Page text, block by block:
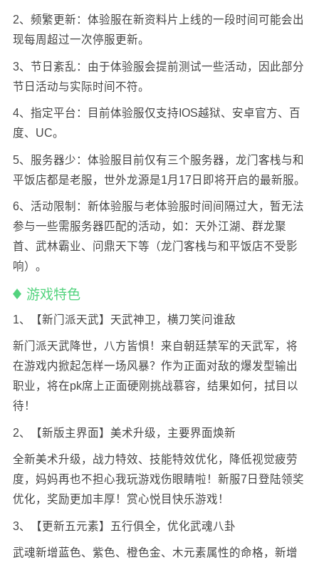
2、频繁更新：体验服在新资料片上线的一段时间可能会出
现每周超过一次停服更新。
3、节日紊乱：由于体验服会提前测试一些活动，因此部分
节日活动与实际时间不符。
4、指定平台：目前体验服仅支持IOS越狱、安卓官方、百
度、UC。
5、服务器少：体验服目前仅有三个服务器，龙门客栈与和
平饭店都是老服，世外龙源是1月17日即将开启的最新服。
6、活动限制：新体验服与老体验服时间间隔过大，暂无法
参与一些需服务器匹配的活动，如：天外江湖、群龙聚
首、武林霸业、问鼎天下等（龙门客栈与和平饭店不受影
响）。
游戏特色
1、【新门派天武】天武神卫，横刀笑问谁敌
新门派天武降世，八方皆惧！来自朝廷禁军的天武军，将
在游戏内掀起怎样一场风暴？作为正面对敌的爆发型输出
职业，将在pk席上正面硬刚挑战慕容，结果如何，拭目以
待！
2、【新版主界面】美术升级，主要界面焕新
全新美术升级，战力特效、技能特效优化，降低视觉疲劳
度，妈妈再也不担心我玩游戏伤眼睛啦！新服7日登陆领奖
优化，奖励更加丰厚！赏心悦目快乐游戏！
3、【更新五元素】五行俱全，优化武魂八卦
武魂新增蓝色、紫色、橙色金、木元素属性的命格，新增